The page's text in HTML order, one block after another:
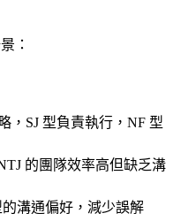
：
，SJ 型負責執行，NF 型
的團隊效率高但缺乏溝
的溝通偏好，減少誤解